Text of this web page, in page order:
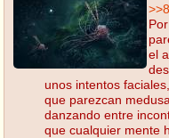
el
unos intentos
que parezcan
danzando entre
que cualquier mente